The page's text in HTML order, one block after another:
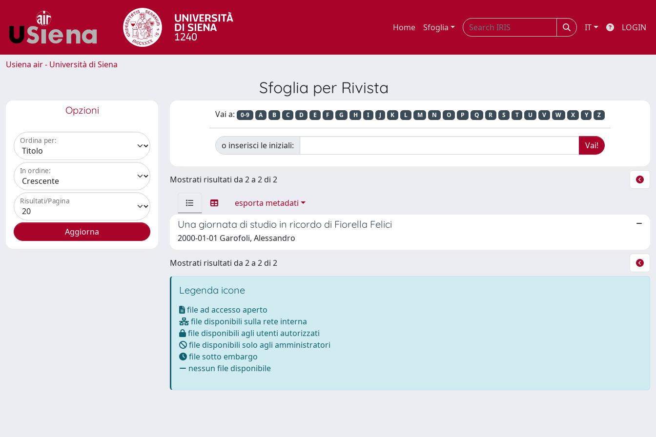
Home Sfoglia IT LOGIN
Usiena air - Università di Siena
Sfoglia per Rivista
Opzioni
Ordina per:
In ordine:
Risultati/Pagina
Vai a: 0-9 A B C D E F G H I J K L M N O P Q R S T U V W X Y Z
o inserisci le iniziali:
Mostrati risultati da 2 a 2 di 2
esporta metadati
Una giornata di studio in ricordo di Fiorella Felici
2000-01-01 Garofoli, Alessandro
Mostrati risultati da 2 a 2 di 2
Legenda icone
file ad accesso aperto
file disponibili sulla rete interna
file disponibili agli utenti autorizzati
file disponibili solo agli amministratori
file sotto embargo
nessun file disponibile